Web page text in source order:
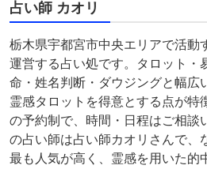
占い師 カオリ
栃木県宇都宮市中央エリアで活動
運営する占い処です。タロット・
命・姓名判断・ダウジングと幅広
霊感タロットを得意とする点が特
の予約制で、時間・日程はご相談
の占い師は占い師カオリさんで、
最も人気が高く、霊感を用いた的